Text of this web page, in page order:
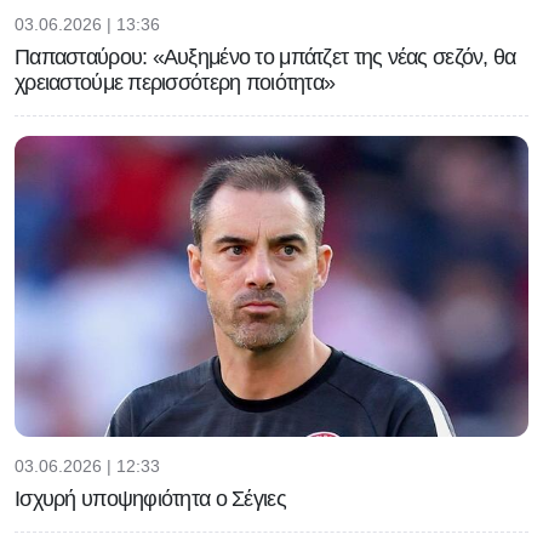
03.06.2026 | 13:36
Παπασταύρου: «Αυξημένο το μπάτζετ της νέας σεζόν, θα
χρειαστούμε περισσότερη ποιότητα»
03.06.2026 | 12:33
Ισχυρή υποψηφιότητα ο Σέγιες